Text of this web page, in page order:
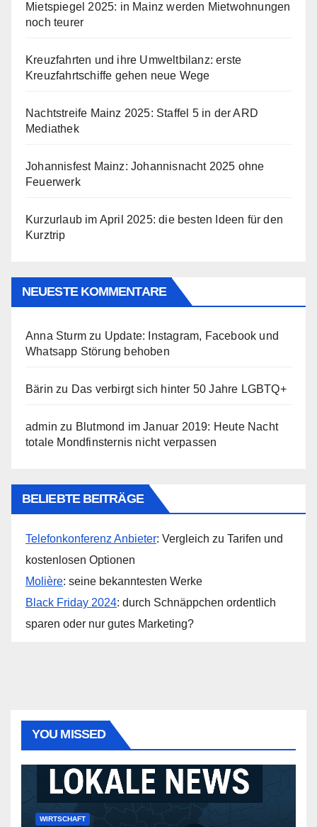
Mietspiegel 2025: in Mainz werden Mietwohnungen
noch teurer
Kreuzfahrten und ihre Umweltbilanz: erste
Kreuzfahrtschiffe gehen neue Wege
Nachtstreife Mainz 2025: Staffel 5 in der ARD
Mediathek
Johannisfest Mainz: Johannisnacht 2025 ohne
Feuerwerk
Kurzurlaub im April 2025: die besten Ideen für den
Kurztrip
NEUESTE KOMMENTARE
Anna Sturm zu Update: Instagram, Facebook und
Whatsapp Störung behoben
Bärin zu Das verbirgt sich hinter 50 Jahre LGBTQ+
admin zu Blutmond im Januar 2019: Heute Nacht
totale Mondfinsternis nicht verpassen
BELIEBTE BEITRÄGE
Telefonkonferenz Anbieter: Vergleich zu Tarifen und
kostenlosen Optionen
Molière: seine bekanntesten Werke
Black Friday 2024: durch Schnäppchen ordentlich
sparen oder nur gutes Marketing?
YOU MISSED
WIRTSCHAFT